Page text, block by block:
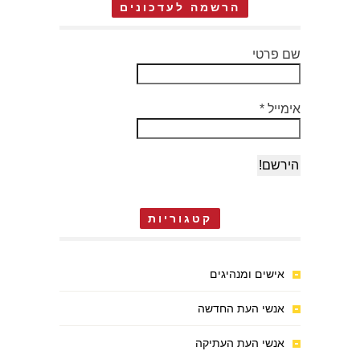
הרשמה לעדכונים
שם פרטי
אימייל *
קטגוריות
אישים ומנהיגים
אנשי העת החדשה
אנשי העת העתיקה